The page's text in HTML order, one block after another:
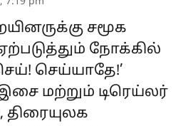
சமூக
நோக்கில்
செய்யாதே!’
மற்றும் டிரெய்லர்
திரையுலக